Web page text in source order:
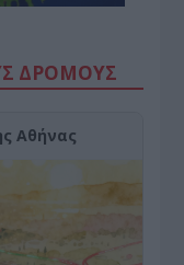
ΔΡΌΜΟΥΣ
Αθήνας